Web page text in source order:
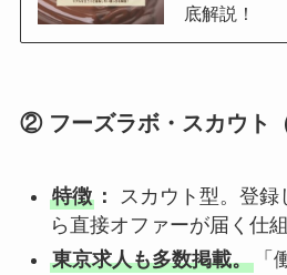
底解説！
② フーズラボ・スカウト（
特徴：
スカウト型。登
ら直接オファーが届く仕組
東京求人も多数掲載。「